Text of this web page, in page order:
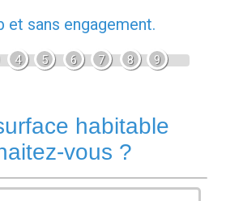
et sans engagement.
4 5 6 7 8 9
habitable
vous ?